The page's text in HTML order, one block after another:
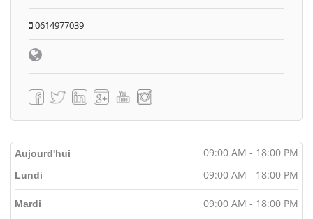
0614977039
Aujourd'hui 09:00 AM - 18:00 PM
Lundi 09:00 AM - 18:00 PM
Mardi 09:00 AM - 18:00 PM